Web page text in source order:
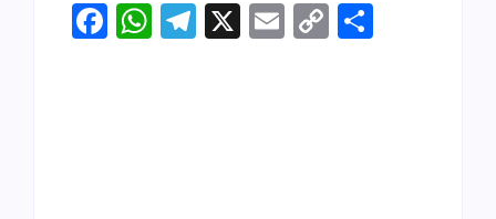
Facebook
WhatsApp
Telegram
X EmailCopy